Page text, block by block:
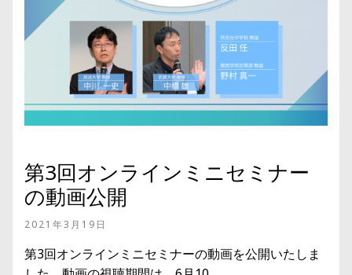
第3回オンラインミニセミナー
の動画公開
2021年3月19日
第3回オンラインミニセミナーの動画を公開いたしま